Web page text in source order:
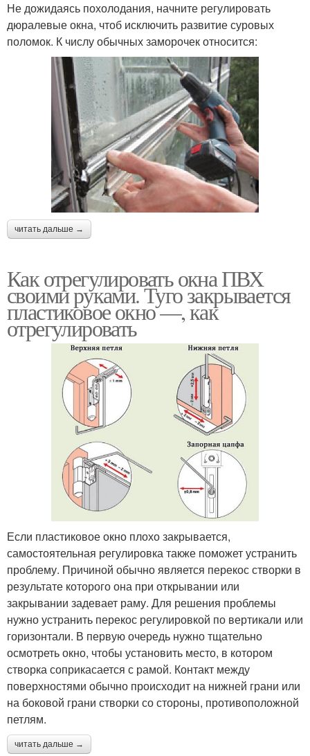
Не дожидаясь похолодания, начните регулировать
дюралевые окна, чтоб исключить развитие суровых
поломок. К числу обычных заморочек относится:
читать дальше →
Как отрегулировать окна ПВХ
своими руками. Туго закрывается
пластиковое окно —, как
отрегулировать
Если пластиковое окно плохо закрывается,
самостоятельная регулировка также поможет устранить
проблему. Причиной обычно является перекос створки в
результате которого она при открывании или
закрывании задевает раму. Для решения проблемы
нужно устранить перекос регулировкой по вертикали или
горизонтали. В первую очередь нужно тщательно
осмотреть окно, чтобы установить место, в котором
створка соприкасается с рамой. Контакт между
поверхностями обычно происходит на нижней грани или
на боковой грани створки со стороны, противоположной
петлям.
читать дальше →